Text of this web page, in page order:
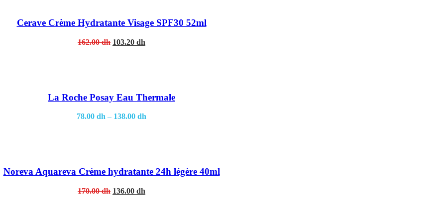
Cerave Crème Hydratante Visage SPF30 52ml
162.00dh Original
103.20 dh
La Roche Posay Eau Thermale
78.00 dh – 138.00 dh
Noreva Aquareva Crème hydratante 24h légère 40ml
170.00dh Original
136.00 dh